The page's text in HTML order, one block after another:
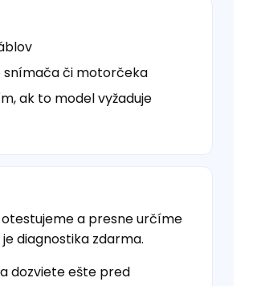
snímača či motorčeka
ak to model vyžaduje
otestujeme a presne určíme
diagnostika zdarma.
dozviete ešte pred